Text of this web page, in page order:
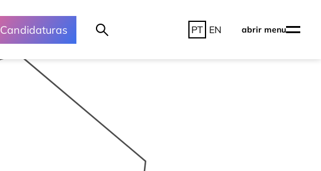
Candidaturas PT EN abrir menu